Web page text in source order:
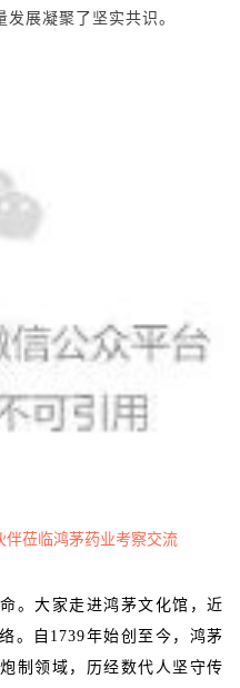
展凝聚了坚实共识。
伴莅临鸿茅药业考察交流
。大家走进鸿茅文化馆 ，近
。自1739年始创至今， 鸿茅
制领域，历经数代人坚守传